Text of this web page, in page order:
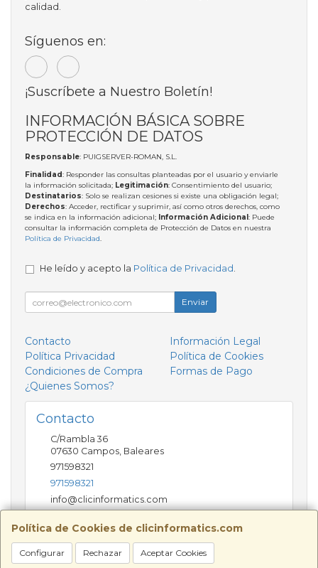
Política de Cookies de clicinformatics.com
Configurar Rechazar Aceptar Cookies
calidad.
Síguenos en:
¡Suscríbete a Nuestro Boletín!
INFORMACIÓN BÁSICA SOBRE
PROTECCIÓN DE DATOS
Responsable: PUIGSERVER-ROMAN, S.L.
Finalidad: Responder las consultas planteadas por el usuario y enviarle
la información solicitada; Legitimación: Consentimiento del usuario;
Destinatarios: Solo se realizan cesiones si existe una obligación legal;
Derechos: Acceder, rectificar y suprimir, así como otros derechos, como
se indica en la información adicional; Información Adicional: Puede
consultar la información completa de Protección de Datos en nuestra
Política de Privacidad.
He leído y acepto la Política de Privacidad .
Enviar
Contacto
Información Legal
Política Privacidad
Política de Cookies
Condiciones de Compra
Formas de Pago
¿Quienes Somos?
Contacto
C/Rambla 36
07630 Campos, Baleares
971598321
971598321
info@clicinformatics.com
Horario